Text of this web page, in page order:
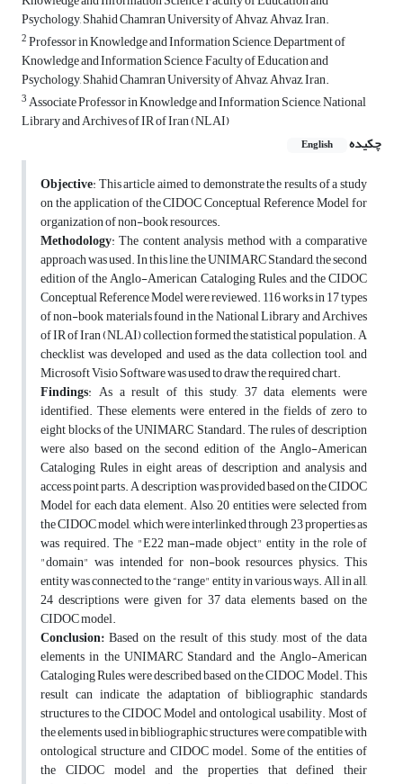
Psychology, Shahid Chamran University of Ahvaz, Ahvaz, Iran.
2Professor in Knowledge and Information Science, Department of
Knowledge and Information Science, Faculty of Education and
Psychology, Shahid Chamran University of Ahvaz, Ahvaz, Iran.
3Associate Professor in Knowledge and Information Science, National
Library and Archives of IR of Iran (NLAI)
چکیده
English
Objective: This article aimed to demonstrate the results of a study
on theapplication of the CIDOC Conceptual Reference Model for
organization of non-book resources.
Methodology: The content analysis method with a comparative
approach was used. In this line, the UNIMARC Standard, the second
edition of the Anglo-American Cataloging Rules, and the CIDOC
Conceptual Reference Model were reviewed. 116 works in 17 types
of non-book materials found in the National Library and Archives
of IR of Iran (NLAI) collection formed the statistical population. A
checklist was developed and used as the data collection tool, and
Microsoft Visio Software was used to draw the required chart.
Findings: As a result of this study, 37 data elements were
identified. These elements were entered in the fields of zero to
eight blocks of the UNIMARC Standard. The rules of description
were also based on the second edition of the Anglo-American
Cataloging Rules in eight areas of description and analysis and
access point parts. A description was provided based on the CIDOC
Model for each data element. Also, 20 entities were selected from
the CIDOC model, which were interlinked through 23 properties as
was required. The "E22 man-made object" entity in the role of
"domain" was intended for non-book resources physics. This
entity was connected to the “range" entity in various ways. All in all,
24 descriptions were given for 37 data elements based on the
CIDOC model.
Conclusion:Based on the result of this study, most of the data
elements in the UNIMARC Standard and the Anglo-American
Cataloging Rules were described based on the CIDOC Model. This
result can indicate the adaptation of bibliographic standards
structures to the CIDOC Model and ontological usability. Most of
the elements used in bibliographic structures were compatible with
ontological structure and CIDOC model. Some of the entities of
the CIDOC model and the properties that defined their